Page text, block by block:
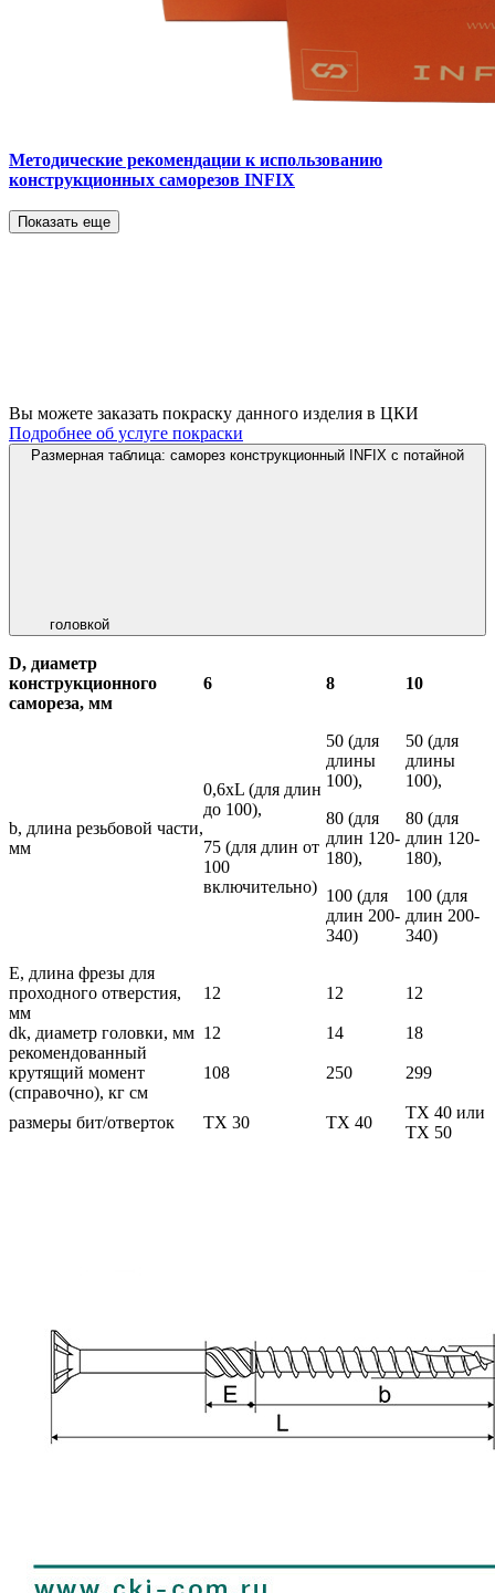
Методические рекомендации к использованию
конструкционных саморезов INFIX
Показать еще
Вы можете заказать покраску данного изделия в ЦКИ
Подробнее об услуге покраски
Размерная таблица: саморез конструкционный INFIX с потайной
головкой
D, диаметр
конструкционного
самореза, мм
6 8 10
b, длина резьбовой части,
мм
0,6хL (для длин
до 100),
75 (для длин от
100
включительно)
50 (для
длины
100),
80 (для
длин 120-
180),
100 (для
длин 200-
340)
50 (для
длины
100),
80 (для
длин 120-
180),
100 (для
длин 200-
340)
E, длина фрезы для
проходного отверстия,
мм
12 12 12
dk, диаметр головки, мм 12 14
18
рекомендованный
крутящий момент
(справочно), кг см
108 250 299
размеры бит/отверток TX 30 TX 40
TX 40 или
TX 50